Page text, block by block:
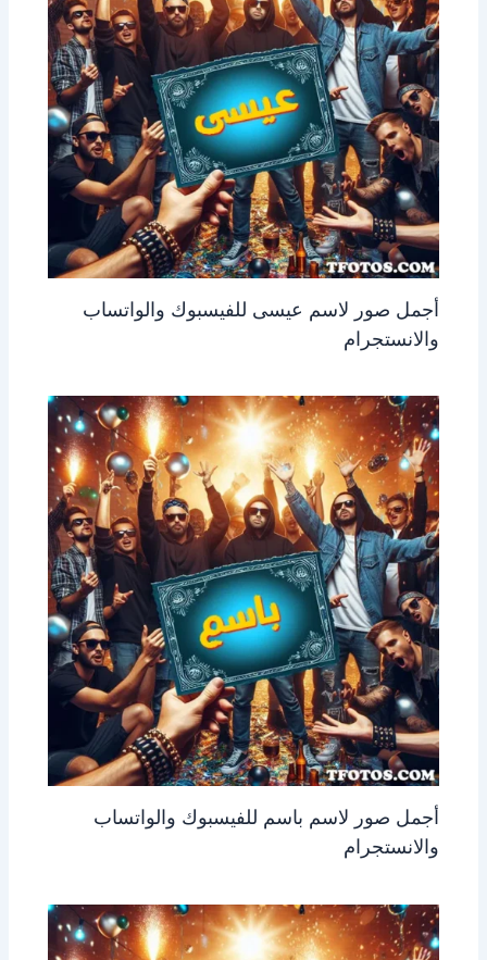
أجمل صور لاسم عيسى للفيسبوك والواتساب
والانستجرام
أجمل صور لاسم باسم للفيسبوك والواتساب
والانستجرام